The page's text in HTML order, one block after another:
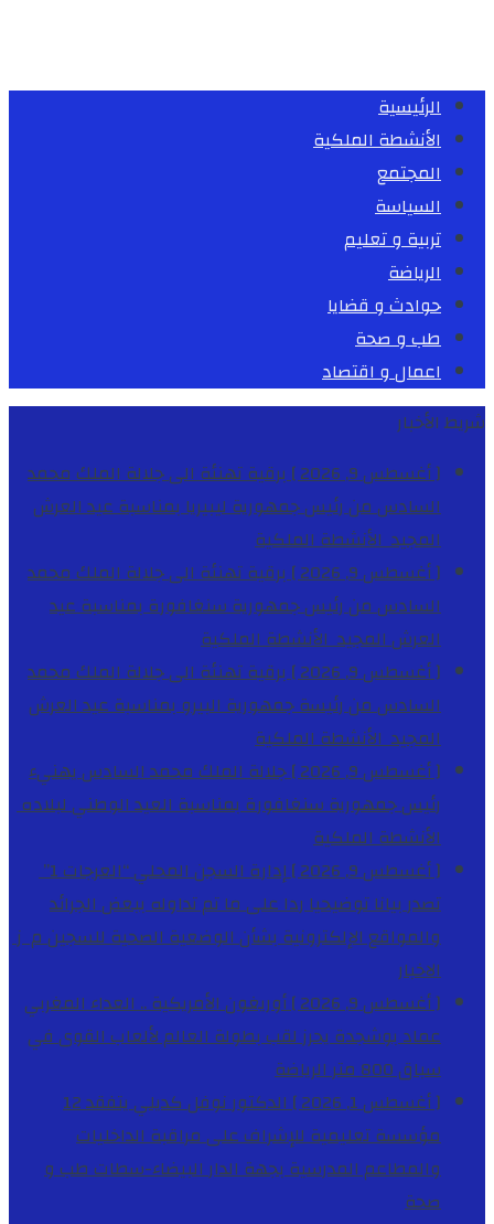
الرئيسية
الأنشطة الملكية
المجتمع
السياسة
تربية و تعليم
الرياضة
حوادث و قضايا
طب و صحة
اعمال و اقتصاد
شريط الأخبار
[ أغسطس 9, 2026 ]
برقية تهنئة الى جلالة الملك محمد
السادس من رئيس جمهورية ليبيريا بمناسبة عيد العرش
المجيدالأنشطة الملكية
[ أغسطس 9, 2026 ]
برقية تهنئة الى جلالة الملك محمد
السادس من رئيس جمهورية سنغافورة بمناسبة عيد
العرش المجيدالأنشطة الملكية
[ أغسطس 9, 2026 ]
برقية تهنئة الى جلالة الملك محمد
السادس من رئيسة جمهورية البيرو بمناسبة عيد العرش
المجيدالأنشطة الملكية
[ أغسطس 9, 2026 ]
جلالة الملك محمد السادس يهنيء
رئيس جمهورية سنغافورة بمناسبة العيد الوطني لبلاده
الأنشطة الملكية
[ أغسطس 9, 2026 ]
إدارة السجن المحلي “العرجات 1”
تصدر بيانا توضيحيا ردا على ما تم تداوله ببعض الجرائد
والمواقع الإلكترونية بشأن الوضعية الصحية للسجين م ز
الاخبار
[ أغسطس 9, 2026 ]
أوريغون الأمريكية .. العداء المغربي
عماد بوشجدة يحرز لقب بطولة العالم لألعاب القوى في
سباق 800 متر
الرياضة
[ أغسطس 1, 2026 ]
الدكتور نوفل كديلي يتفقد 12
مؤسسة تعليمية للإشراف على مراقبة الداخليات
والمطاعم المدرسية بجهة الدار البيضاء-سطاتطب و
صحة